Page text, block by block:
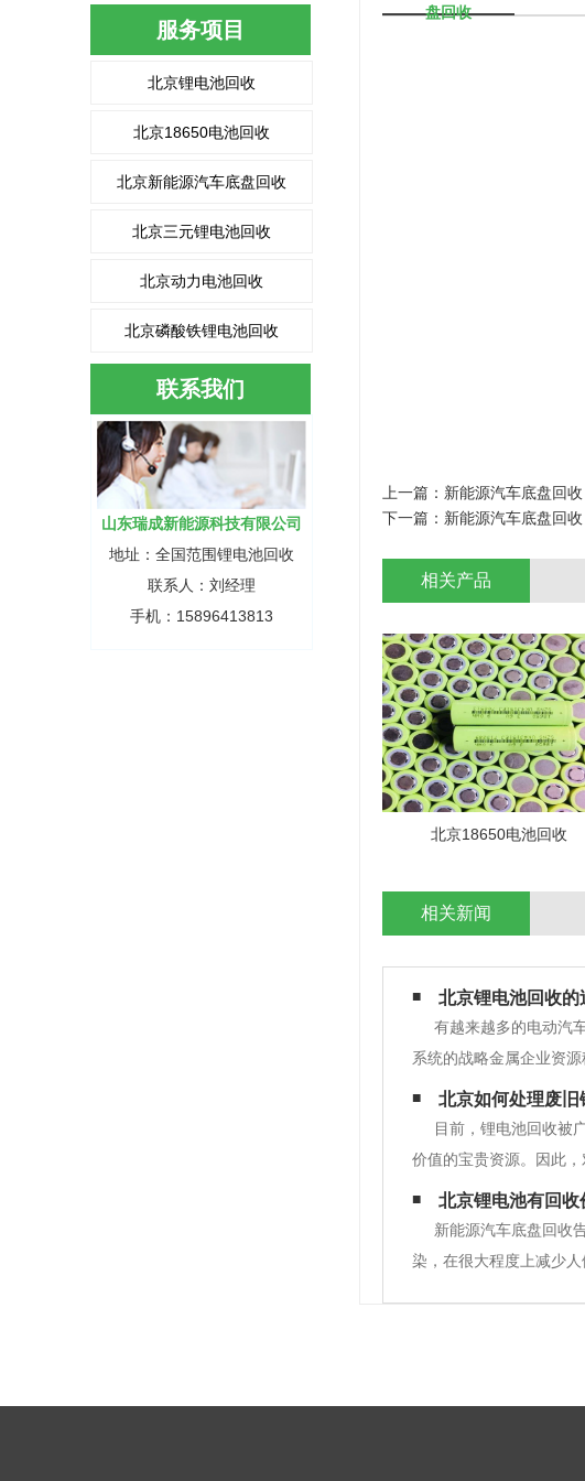
服务项目
北京锂电池回收
北京18650电池回收
北京新能源汽车底盘回收
北京三元锂电池回收
北京动力电池回收
北京磷酸铁锂电池回收
联系我们
山东瑞成新能源科技有限公司
地址：全国范围锂电池回收
联系人：刘经理
手机：15896413813
盘回收
上一篇： 新能源汽车底盘回收
下一篇： 新能源汽车底盘回收
相关产品
北京18650电池回收
相关新闻
北京锂电池回收的
有越来越多的电动汽
系统的战略金属企业资
程。第一步是完全排放
是化学放电，即利用电
北京如何处理废旧
目前，锂电池回收被
价值的宝贵资源。因此
资源短缺和环境污染日
以从废锂离子二次电池
北京锂电池有回收
新能源汽车底盘回收
染，在很大程度上减少